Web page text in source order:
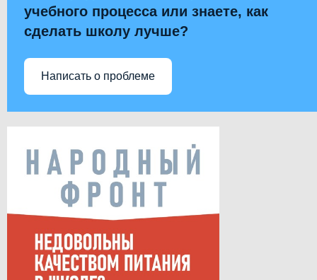
учебного процесса или знаете, как
сделать школу лучше?
Написать о проблеме